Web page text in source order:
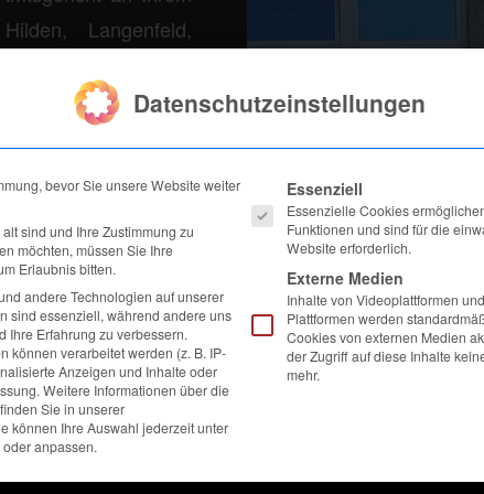
Langenfeld,
Amtsgericht
erteilt in diesen
Diesen
für die
durch uns
Einkommens- und
aus
Datenschutzeinstellungen
bevor Sie unsere Website weiter
sind und Ihre Zustimmung zu
möchten, müssen Sie Ihre
Erlaubnis bitten.
andere Technologien auf unserer
sind essenziell, während andere uns
Ihre Erfahrung zu verbessern.
können verarbeitet werden (z. B. IP-
Anzeigen und Inhalte oder
Weitere Informationen über die
Sie in unserer
können Ihre Auswahl jederzeit unter
anpassen.
Es folgt eine Liste der Service-
Essenziell
Essenzielle Cookies
Funktionen und sind für die
Website erforderlich.
Externe Medien
Inhalte von Videoplattformen
Plattformen werden
Cookies von externen Medien
der Zugriff auf diese Inhalte
mehr.